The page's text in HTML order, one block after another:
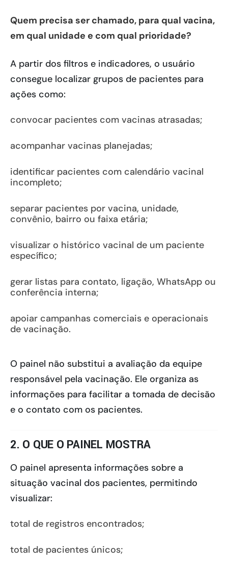
Quem precisa ser chamado, para qual vacina,
em qual unidade e com qual prioridade?
A partir dos filtros e indicadores, o usuário
consegue localizar grupos de pacientes para
ações como:
convocar pacientes com vacinas atrasadas;
acompanhar vacinas planejadas;
identificar pacientes com calendário vacinal
incompleto;
separar pacientes por vacina, unidade,
convênio, bairro ou faixa etária;
visualizar o histórico vacinal de um paciente
específico;
gerar listas para contato, ligação, WhatsApp ou
conferência interna;
apoiar campanhas comerciais e operacionais
de vacinação.
O painel não substitui a avaliação da equipe
responsável pela vacinação. Ele organiza as
informações para facilitar a tomada de decisão
e o contato com os pacientes.
2. O QUE O PAINEL MOSTRA
O painel apresenta informações sobre a
situação vacinal dos pacientes, permitindo
visualizar:
total de registros encontrados;
total de pacientes únicos;